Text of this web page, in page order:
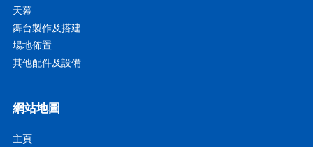
天幕
舞台製作及搭建
場地佈置
其他配件及設備
網站地圖
主頁